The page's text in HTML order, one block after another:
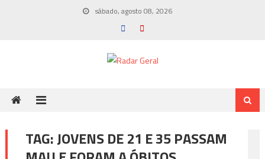
sábado, agosto 08, 2026
TAG:JOVENS DE 21 E 35 PASSAM